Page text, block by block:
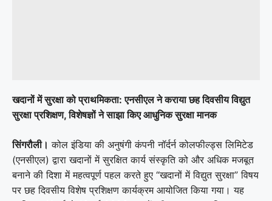
खदानों में सुरक्षा को प्राथमिकता: एनसीएल ने कराया छह दिवसीय विद्युत
सुरक्षा प्रशिक्षण, विशेषज्ञों ने साझा किए आधुनिक सुरक्षा मानक
सिंगरौली। कोल इंडिया की अनुषंगी कंपनी नॉर्दर्न कोलफील्ड्स लिमिटेड
(एनसीएल) द्वारा खदानों में सुरक्षित कार्य संस्कृति को और अधिक मजबूत
बनाने की दिशा में महत्वपूर्ण पहल करते हुए “खदानों में विद्युत सुरक्षा” विषय
पर छह दिवसीय विशेष प्रशिक्षण कार्यक्रम आयोजित किया गया। यह